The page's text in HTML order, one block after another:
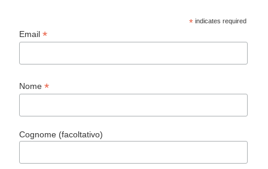
* indicates required
Email*
Nome*
Cognome (facoltativo)